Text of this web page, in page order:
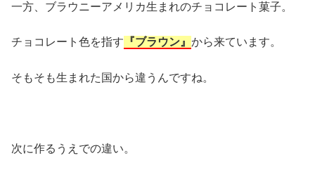
一方、ブラウニーアメリカ生まれのチョコレート菓子。
チョコレート色を指す 『ブラウン』 から来ています。
そもそも生まれた国から違うんですね。
次に作るうえでの違い。